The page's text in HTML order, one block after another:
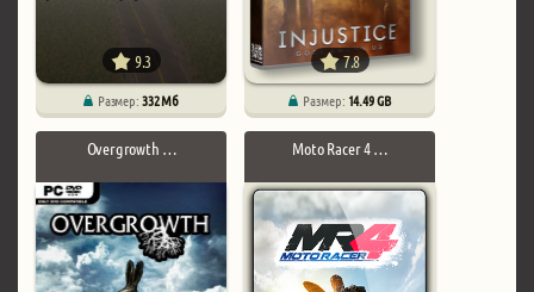
9.3
Размер:332 Мб
7.8
Размер: 14.49 GB
Overgrowth … Moto Racer 4 …